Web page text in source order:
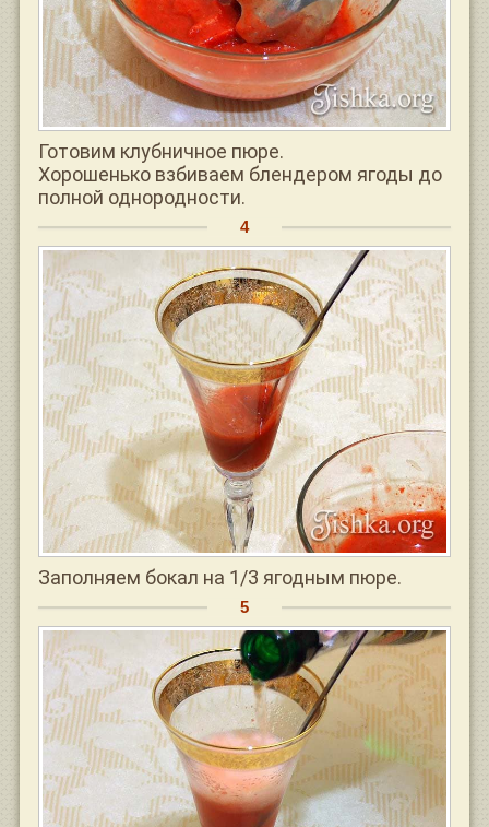
Готовим клубничное пюре.
Хорошенько взбиваем блендером ягоды до
полной однородности.
Заполняем бокал на 1/3 ягодным пюре.